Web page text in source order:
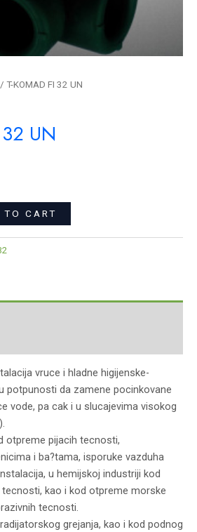
/ T-KOMAD FI 32 UN
UN
TO CART
vruce i hladne higijenske-
potpunosti da zamene pocinkovane
vode, pa cak i u slucajevima visokog
otpreme pijacih tecnosti,
i ba?tama, isporuke vazduha
u hemijskoj industriji kod
kao i kod otpreme morske
tecnosti.
grejanja, kao i kod podnog